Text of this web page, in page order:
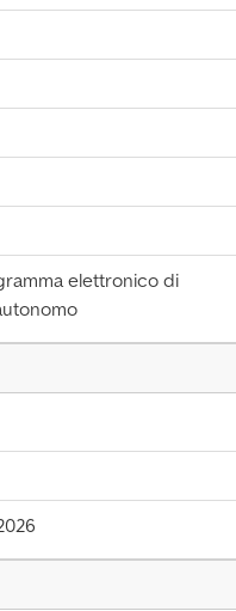
elettronico di